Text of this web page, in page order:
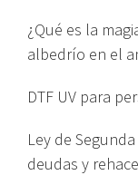
¿Qué es la
albedrío en el
DTF UV para
Ley de
deudas y